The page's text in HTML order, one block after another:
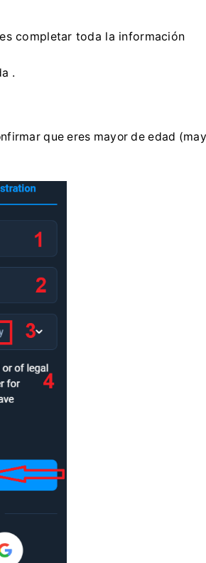
completar toda la información
.
que eres mayor de edad